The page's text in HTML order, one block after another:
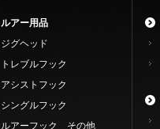
ルアー用品
ジグヘッド
トレブルフック
アシストフック
シングルフック
ルアーフック その他